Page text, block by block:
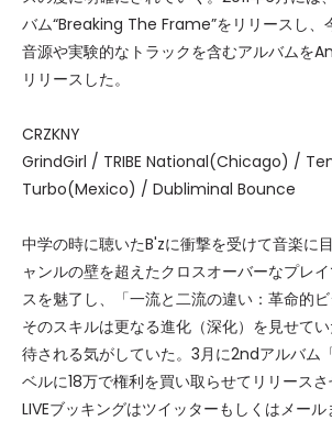
バム“Breaking The Frame”をリリースし、
音源や実験的なトラックを含むアルバムを
リリースした。
CRZKNY
GrindGirl / TRIBE National(Chicago) /
Turbo(Mexico) / Dubliminal Bounce
中学の時に聴いたB'zに衝撃を受けて音楽に
ャンルの壁を超えたクロスオーバーなプレ
スを魅了し、「一流と二流の違い：革命的ビ
そのスキルは更なる進化（深化）を見せて
待される気がしていた。3月に2ndアルバム
ベルに18万で権利を買い取らせてリリースさ
LIVEブッキングはツイッターもしくはメール